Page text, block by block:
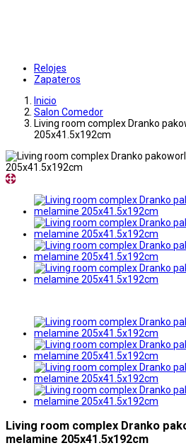
Relojes
Zapateros
Inicio
Salon Comedor
Living room complex Dranko
205x41.5x192cm
Living room complex Dranko
melamine 205x41.5x192cm